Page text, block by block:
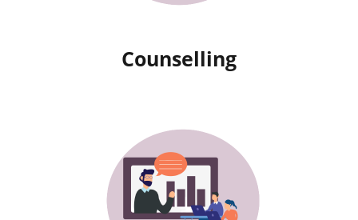
Counselling